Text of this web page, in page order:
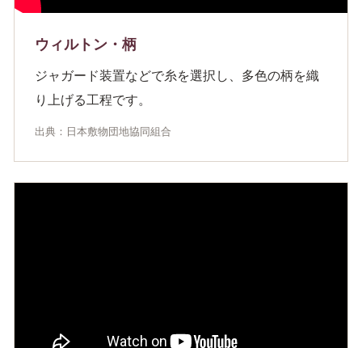
ウィルトン・柄
ジャガード装置などで糸を選択し、多色の柄を織
り上げる工程です。
出典：日本敷物団地協同組合